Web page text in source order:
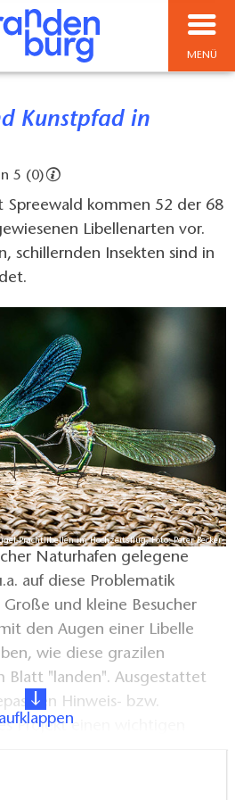
MENÜ
5 (0)
Spreewald kommen 52 der 68
Libellenarten vor.
schillernden Insekten sind in
Prachtlibellen im Hochzeitsflug, Foto: Peter Becker
Naturhafen gelegene
auf diese Problematik
und kleine Besucher
den Augen einer Libelle
wie diese grazilen
Blatt "landen". Ausgestattet
Hinweis- bzw.
Projekt einen wichtigen
aufklappen